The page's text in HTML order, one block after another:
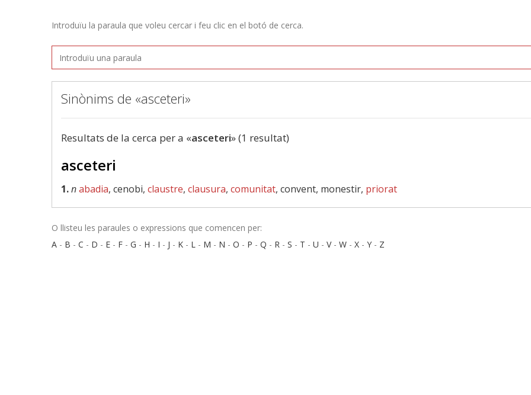
Introduïu la paraula que voleu cercar i feu clic en el botó de cerca.
Sinònims de «asceteri»
Resultats de la cerca per a «asceteri» (1 resultat)
asceteri
1.nabadia, cenobi, claustre, clausura, comunitat, convent, monestir, priorat
O llisteu les paraules o expressions que comencen per:
A - B - C - D - E - F - G - H - I - J - K - L - M - N - O - P - Q - R - S - T - U - V- W - X - Y - Z